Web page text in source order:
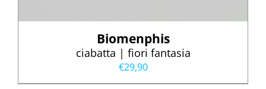
Biomenphis
ciabatta | fiori fantasia
€29,90